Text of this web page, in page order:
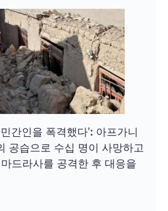
간인을 폭격했다’: 아프가니
공습으로 수십 명이 사망하고
드라사를 공격한 후 대응을